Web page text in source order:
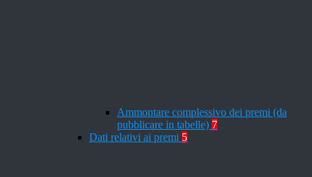
Ammontare complessivo dei premi (da
pubblicare in tabelle) 7
Dati relativi ai premi 5